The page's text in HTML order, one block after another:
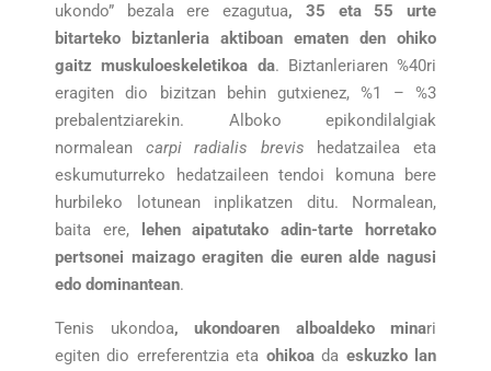
ukondo” bezala ere ezagutua, 35 eta 55 urte
bitarteko biztanleria aktiboan ematen den ohiko
gaitz muskuloeskeletikoa da. Biztanleriaren %40ri
eragiten dio bizitzan behin gutxienez, %1 – %3
prebalentziarekin. Alboko epikondilalgiak
normalean carpi radialis brevis hedatzailea eta
eskumuturreko hedatzaileen tendoi komuna bere
hurbileko lotunean inplikatzen ditu. Normalean,
baita ere,
lehen aipatutako adin-tarte horretako
pertsonei maizago eragiten die euren alde nagusi
edo dominantean.
Tenis ukondoa, ukondoaren alboaldeko minari
egiten dio erreferentzia eta ohikoada eskuzko lan